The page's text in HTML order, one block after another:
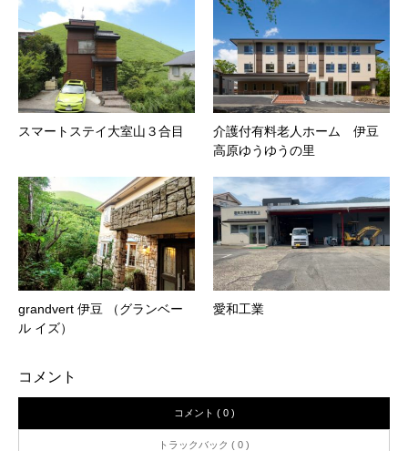
スマートステイ大室山３合目
介護付有料老人ホーム 伊豆
高原ゆうゆうの里
grandvert 伊豆 （グランベー
ル イズ）
愛和工業
コメント
コメント ( 0 )
トラックバック ( 0 )